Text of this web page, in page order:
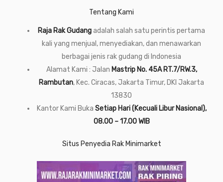
Tentang Kami
Raja Rak Gudangadalah salah satu perintis pertama
kali yang menjual, menyediakan, dan menawarkan
berbagai jenis rak gudang di Indonesia
Alamat Kami : Jalan Mastrip No. 45A RT.7/RW.3,
Rambutan, Kec. Ciracas, Jakarta Timur, DKI Jakarta
13830
Kantor Kami Buka Setiap Hari (Kecuali Libur Nasional),
08.00 – 17.00 WIB
Situs Penyedia Rak Minimarket